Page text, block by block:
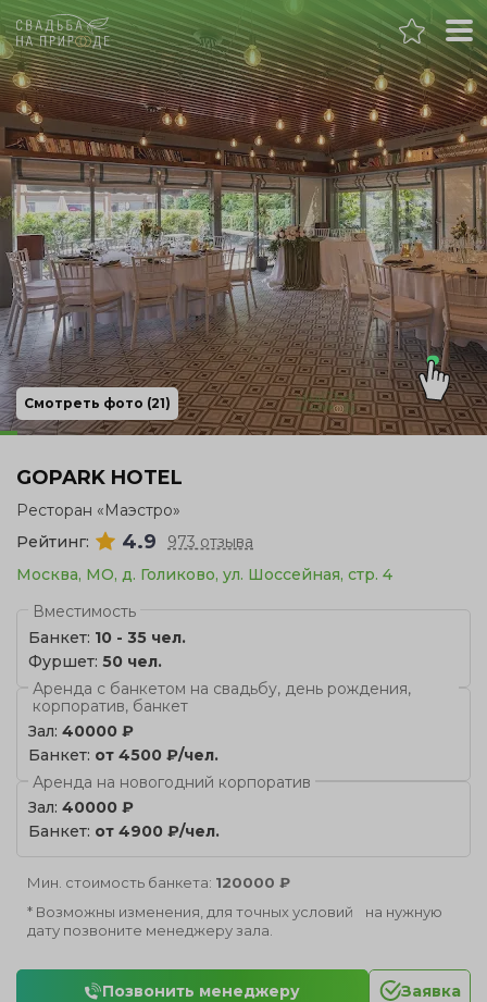
Москва
Банкет
Свадьба
День рождения
Выпускной
Корпоратив
Смотреть фото (21)
GOPARK HOTEL
Ресторан «Маэстро»
Рейтинг:
4.9
973 отзыва
Москва, МО, д. Голиково, ул. Шоссейная, стр. 4
Вместимость
Банкет: 10 - 35 чел.
Фуршет: 50 чел.
Аренда с банкетом на свадьбу, день рождения,
корпоратив, банкет
Зал: 40000 ₽
Банкет: от 4500 ₽/чел.
Аренда на новогодний корпоратив
Зал: 40000 ₽
Банкет: от 4900 ₽/чел.
Мин. стоимость банкета: 120000 ₽
* Возможны изменения, для точных условий на нужную
дату позвоните менеджеру зала.
Позвонить менеджеру Заявка